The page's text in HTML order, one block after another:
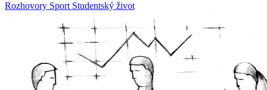
Rozhovory Sport Studentský život